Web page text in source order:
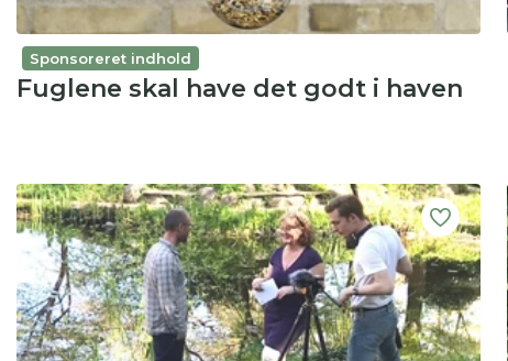
Sponsoreret indhold
Fuglene skal have det godt i haven